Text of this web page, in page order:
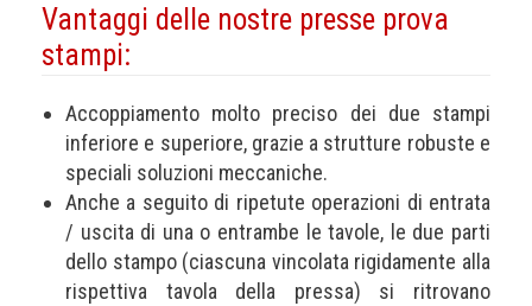
Vantaggi delle nostre presse prova
stampi:
Accoppiamento molto preciso dei due stampi
inferiore e superiore, grazie a strutture robuste e
speciali soluzioni meccaniche.
Anche a seguito di ripetute operazioni di entrata
/ uscita di una o entrambe le tavole, le due parti
dello stampo (ciascuna vincolata rigidamente alla
rispettiva tavola della pressa) si ritrovano